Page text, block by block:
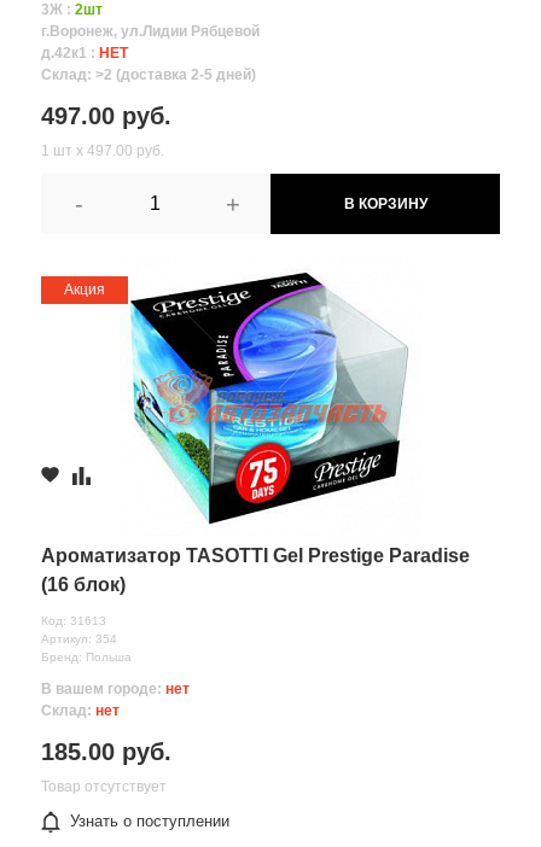
3Ж : 2шт
г.Воронеж, ул.Лидии Рябцевой
д.42к1 : НЕТ
Склад: >2 (доставка 2-5 дней)
497.00 руб.
1 шт х 497.00 руб.
- + В КОРЗИНУ
Акция
Ароматизатор TASOTTI Gel Prestige Paradise
(16 блок)
Код: 31613
Артикул: 354
Бренд: Польша
В вашем городе: нет
Склад: нет
185.00 руб.
Товар отсутствует
Узнать о поступлении